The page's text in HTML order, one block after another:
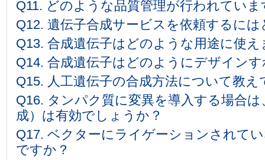
Q11. どのような品質管理が行われていま
Q12. 遺伝子合成サービスを依頼するに
Q13. 合成遺伝子はどのような用途に使え
Q14. 合成遺伝子はどのようにデザイン
Q15. 人工遺伝子の合成方法について教
Q16. タンパク質に変異を導入する場合
成）は有効でしょうか？
Q17. ベクターにライゲーションされて
ですか？